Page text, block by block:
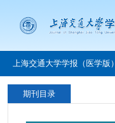
上海交通大学学报（医学版）
期刊目录